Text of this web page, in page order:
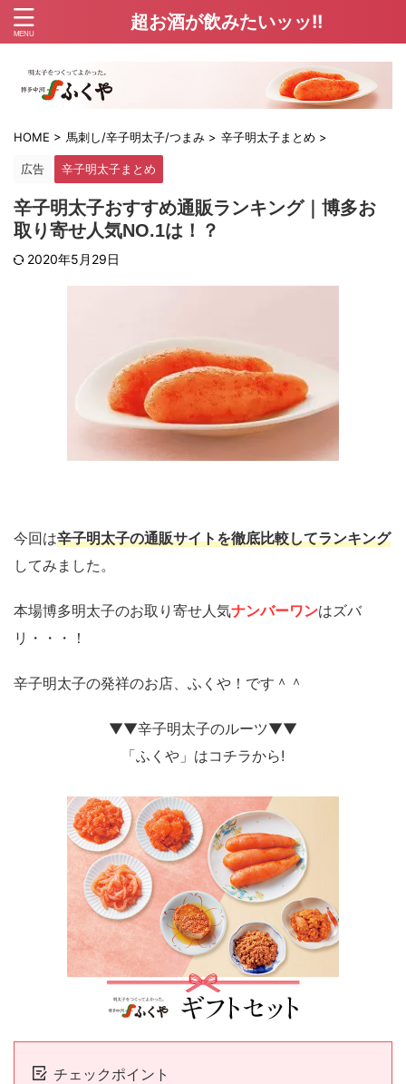
超お酒が飲みたいッッ!!
HOME > 馬刺し/辛子明太子/つまみ > 辛子明太子まとめ >
広告 辛子明太子まとめ
辛子明太子おすすめ通販ランキング｜博多お
取り寄せ人気NO.1は！？
2020年5月29日
今回は辛子明太子の通販サイトを徹底比較してランキング
してみました。
本場博多明太子のお取り寄せ人気ナンバーワンはズバ
リ・・・！
辛子明太子の発祥のお店、ふくや！です＾＾
▼▼辛子明太子のルーツ▼▼
「ふくや」はコチラから!
チェックポイント